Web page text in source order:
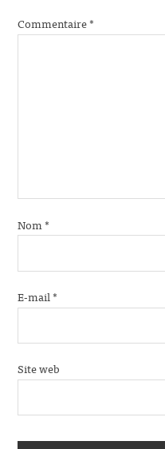
Commentaire*
Nom*
E-mail*
Site web